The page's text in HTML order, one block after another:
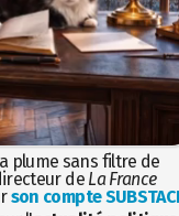
plume sans filtre de
de La France
son compte